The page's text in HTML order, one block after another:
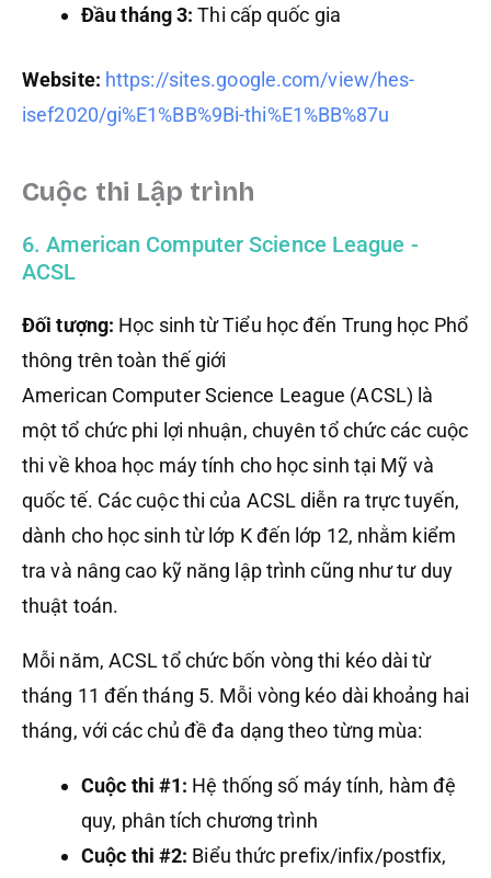
Đầu tháng 3: Thi cấp quốc gia
Website: https://sites.google.com/view/hes-
isef2020/gi%E1%BB%9Bi-thi%E1%BB%87u
Cuộc thi Lập trình
6. American Computer Science League -
ACSL
Đối tượng: Học sinh từ Tiểu học đến Trung học Phổ
thông trên toàn thế giới
American Computer Science League (ACSL) là
một tổ chức phi lợi nhuận, chuyên tổ chức các cuộc
thi về khoa học máy tính cho học sinh tại Mỹ và
quốc tế. Các cuộc thi của ACSL diễn ra trực tuyến,
dành cho học sinh từ lớp K đến lớp 12, nhằm kiểm
tra và nâng cao kỹ năng lập trình cũng như tư duy
thuật toán.
Mỗi năm, ACSL tổ chức bốn vòng thi kéo dài từ
tháng 11 đến tháng 5. Mỗi vòng kéo dài khoảng hai
tháng, với các chủ đề đa dạng theo từng mùa:
Cuộc thi #1: Hệ thống số máy tính, hàm đệ
quy, phân tích chương trình
Cuộc thi #2: Biểu thức prefix/infix/postfix,